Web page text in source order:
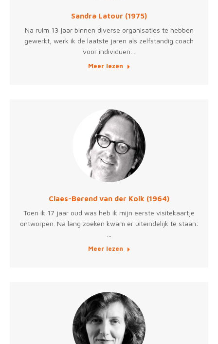
Sandra Latour (1975)
Na ruim 13 jaar binnen diverse organisaties te hebben
gewerkt, werk ik de laatste jaren als zelfstandig coach
voor individuen…
Meer lezen
Claes-Berend van der Kolk (1964)
Toen ik 17 jaar oud was heb ik mijn eerste visitekaartje
ontworpen. Na lang zoeken kwam er uiteindelijk te staan:
Meer lezen